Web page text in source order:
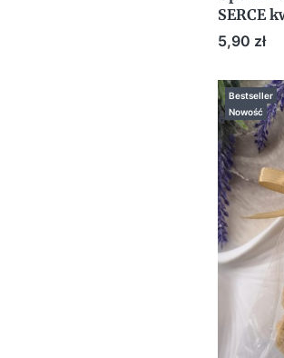
SERCE
dedykacją
Cena
5,90 zł
Bestseller
Nowość